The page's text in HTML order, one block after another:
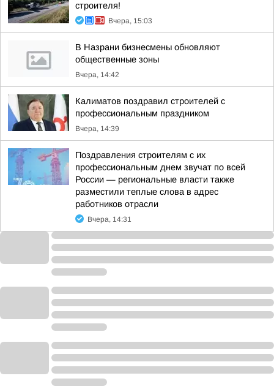
строителя!
Вчера, 15:03
В Назрани бизнесмены обновляют
общественные зоны
Вчера, 14:42
Калиматов поздравил строителей с
профессиональным праздником
Вчера, 14:39
Поздравления строителям с их
профессиональным днем звучат по всей
России — региональные власти также
разместили теплые слова в адрес
работников отрасли
Вчера, 14:31